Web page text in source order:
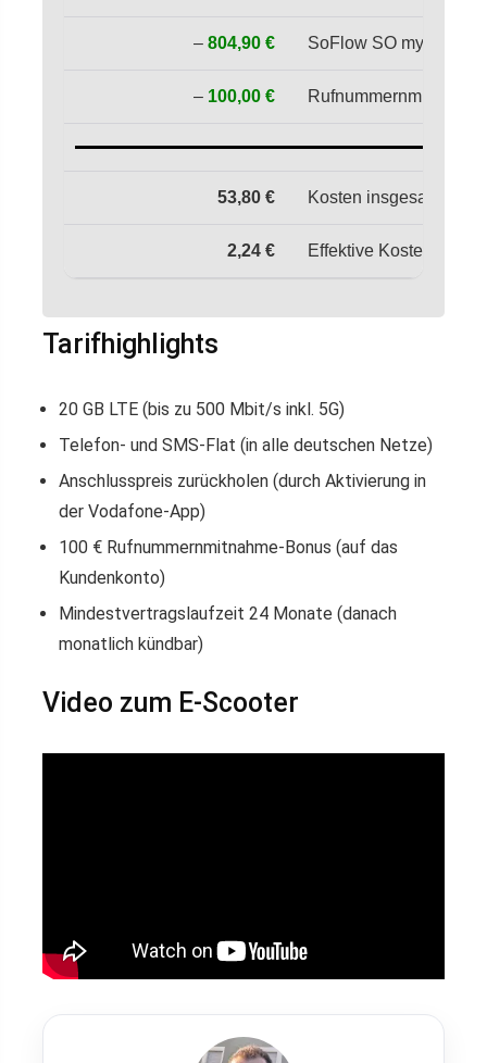
– 804,90 € SoFlow SO myTIER
– 100,00 €
53,80 € Kosten insgesamt in 2
2,24 € Effektive Kosten pro
Tarifhighlights
20 GB LTE (bis zu 500 Mbit/s inkl. 5G)
Telefon- und SMS-Flat (in alle deutschen Netze)
Anschlusspreis zurückholen (durch Aktivierung in
der Vodafone-App)
100 € Rufnummernmitnahme-Bonus (auf das
Kundenkonto)
Mindestvertragslaufzeit 24 Monate (danach
monatlich kündbar)
Video zum E-Scooter